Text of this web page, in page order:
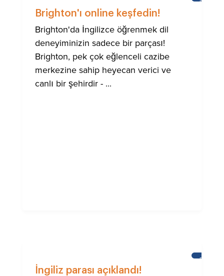
Brighton'ı online keşfedin!
Brighton'da İngilizce öğrenmek dil
deneyiminizin sadece bir parçası!
Brighton, pek çok eğlenceli cazibe
merkezine sahip heyecan verici ve
canlı bir şehirdir - ...
İngiliz parası açıklandı!